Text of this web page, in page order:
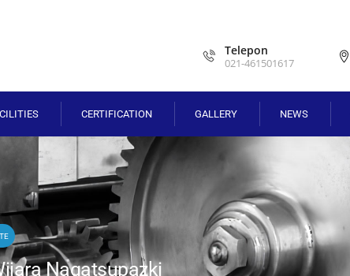
CERTIFICATION GALLERY NEWS
Telepon
021-461501617
Nagatsupazki